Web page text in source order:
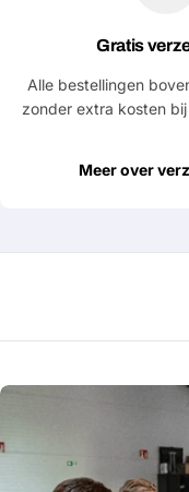
Gratis
Alle bestellingen
zonder extra kosten
Meer over